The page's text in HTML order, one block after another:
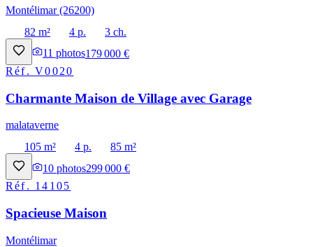
Montélimar (26200)
82 m²
4 p.
3 ch.
11 photos179 000 €
Réf.V0020
Charmante Maison de Village avec Garage
malataverne
105 m²
4 p.
85 m²
10 photos299 000 €
Réf. 14105
Spacieuse Maison
Montélimar